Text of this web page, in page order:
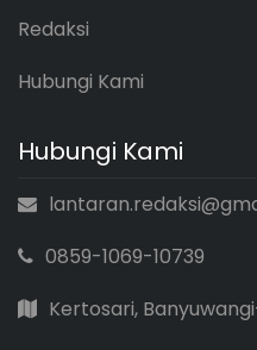
Redaksi
Hubungi Kami
Hubungi Kami
0859-1069-10739
Kertosari,